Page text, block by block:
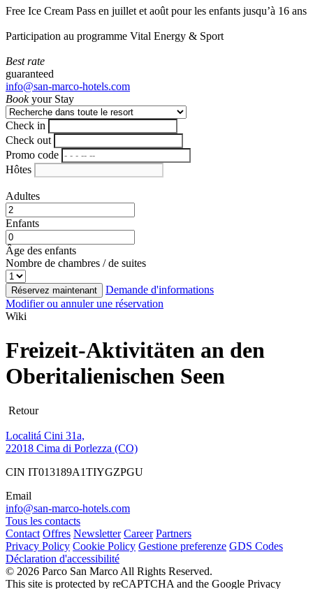
Free Ice Cream Pass en juillet et août pour les enfants jusqu’à 16 ans
Participation au programme Vital Energy & Sport
Best rate
guaranteed
info@san-marco-hotels.com
Bookyour Stay
Check in
Check out
Promo code
Hôtes
Adultes
Enfants
Âge des enfants
Nombre de chambres / de suites
Réservez maintenant
Demande d'informations
Modifier ou annuler une réservation
Wiki
Freizeit-Aktivitäten an den
Oberitalienischen Seen
Retour
Localitá Cini 31a,
22018 Cima di Porlezza (CO)
CIN IT013189A1TIYGZPGU
Email
info@san-marco-hotels.com
Tous les contacts
Contact Offres Newsletter Career Partners
Privacy Policy Cookie Policy Gestione preferenze GDS Codes
Déclaration d'accessibilité
© 2026 Parco San Marco All Rights Reserved.
This site is protected by reCAPTCHA and the Google Privacy